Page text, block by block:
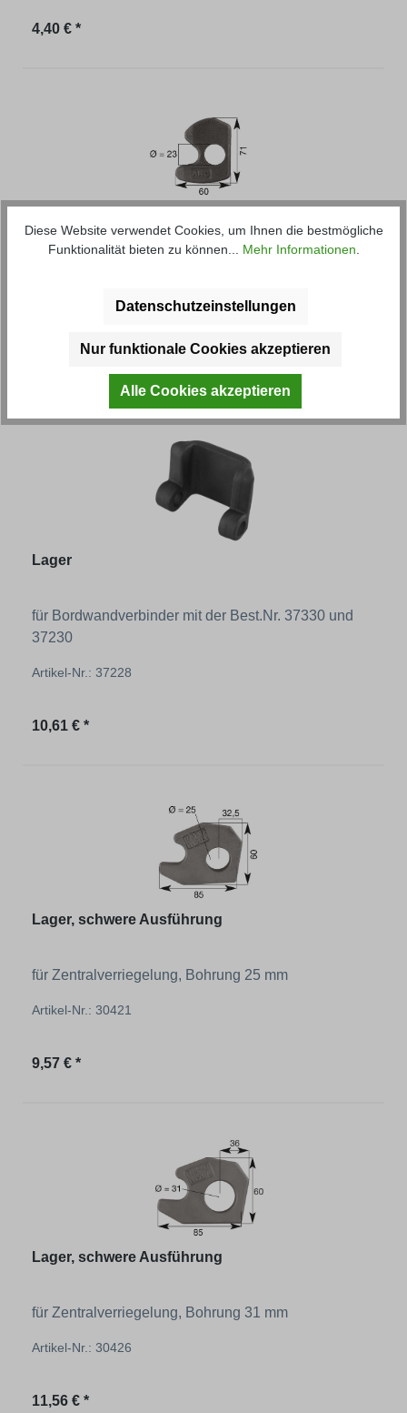
Regulärer Preis:
4,40 € *
Lager
Artikel-Nr.: 30321
Lager
für Bordwandverbinder mit der Best.Nr. 37330 und
37230
Artikel-Nr.: 37228
Regulärer Preis:
10,61 € *
Lager, schwere Ausführung
für Zentralverriegelung, Bohrung 25 mm
Artikel-Nr.: 30421
Regulärer Preis:
9,57 € *
Lager, schwere Ausführung
für Zentralverriegelung, Bohrung 31 mm
Artikel-Nr.: 30426
Regulärer Preis:
11,56 € *
Diese Website verwendet Cookies, um Ihnen die bestmögliche
Funktionalität bieten zu können... Mehr Informationen
Datenschutzeinstellungen
Nur funktionale Cookies akzeptieren
Alle Cookies akzeptieren